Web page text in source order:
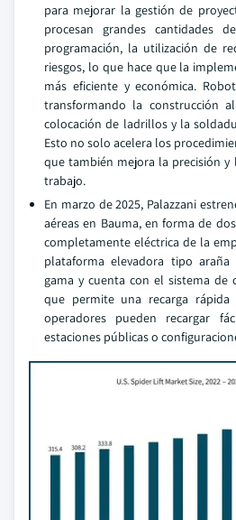
para mejorar la gestión de
procesan grandes cantidades
programación, la utilización de
riesgos, lo que hace que la
más eficiente y económica.
transformando la construcción
colocación de ladrillos y la
Esto no solo acelera los
que también mejora la precisión
trabajo.
En marzo de 2025, Palazzani
aéreas en Bauma, en forma de
completamente eléctrica de la
plataforma elevadora tipo
gama y cuenta con el sistema de
que permite una recarga
operadores pueden recargar
estaciones públicas o